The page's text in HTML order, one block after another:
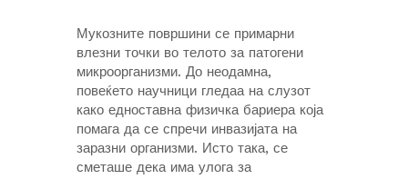
Мукозните површини се примарни
влезни точки во телото за патогени
микроорганизми. До неодамна,
повеќето научници гледаа на слузот
како едноставна физичка бариера која
помага да се спречи инвазијата на
заразни организми. Исто така, се
сметаше дека има улога за